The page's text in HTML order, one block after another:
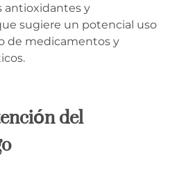
antioxidantes y
sugiere un potencial uso
de medicamentos y
del